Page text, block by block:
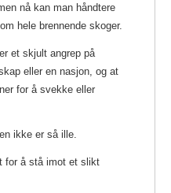
nå kan man håndtere
hele brennende skoger.
et skjult angrep på
eller en nasjon, og at
for å svekke eller
ikke er så ille.
for å stå imot et slikt